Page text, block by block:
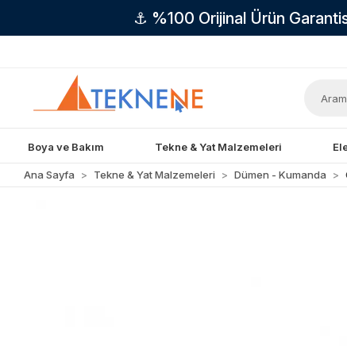
⚓ %100 Orijinal Ürün
Boya ve Bakım Tekne & Yat Malzemeleri
Ana Sayfa Tekne & Yat Malzemeleri Dümen - Kumanda